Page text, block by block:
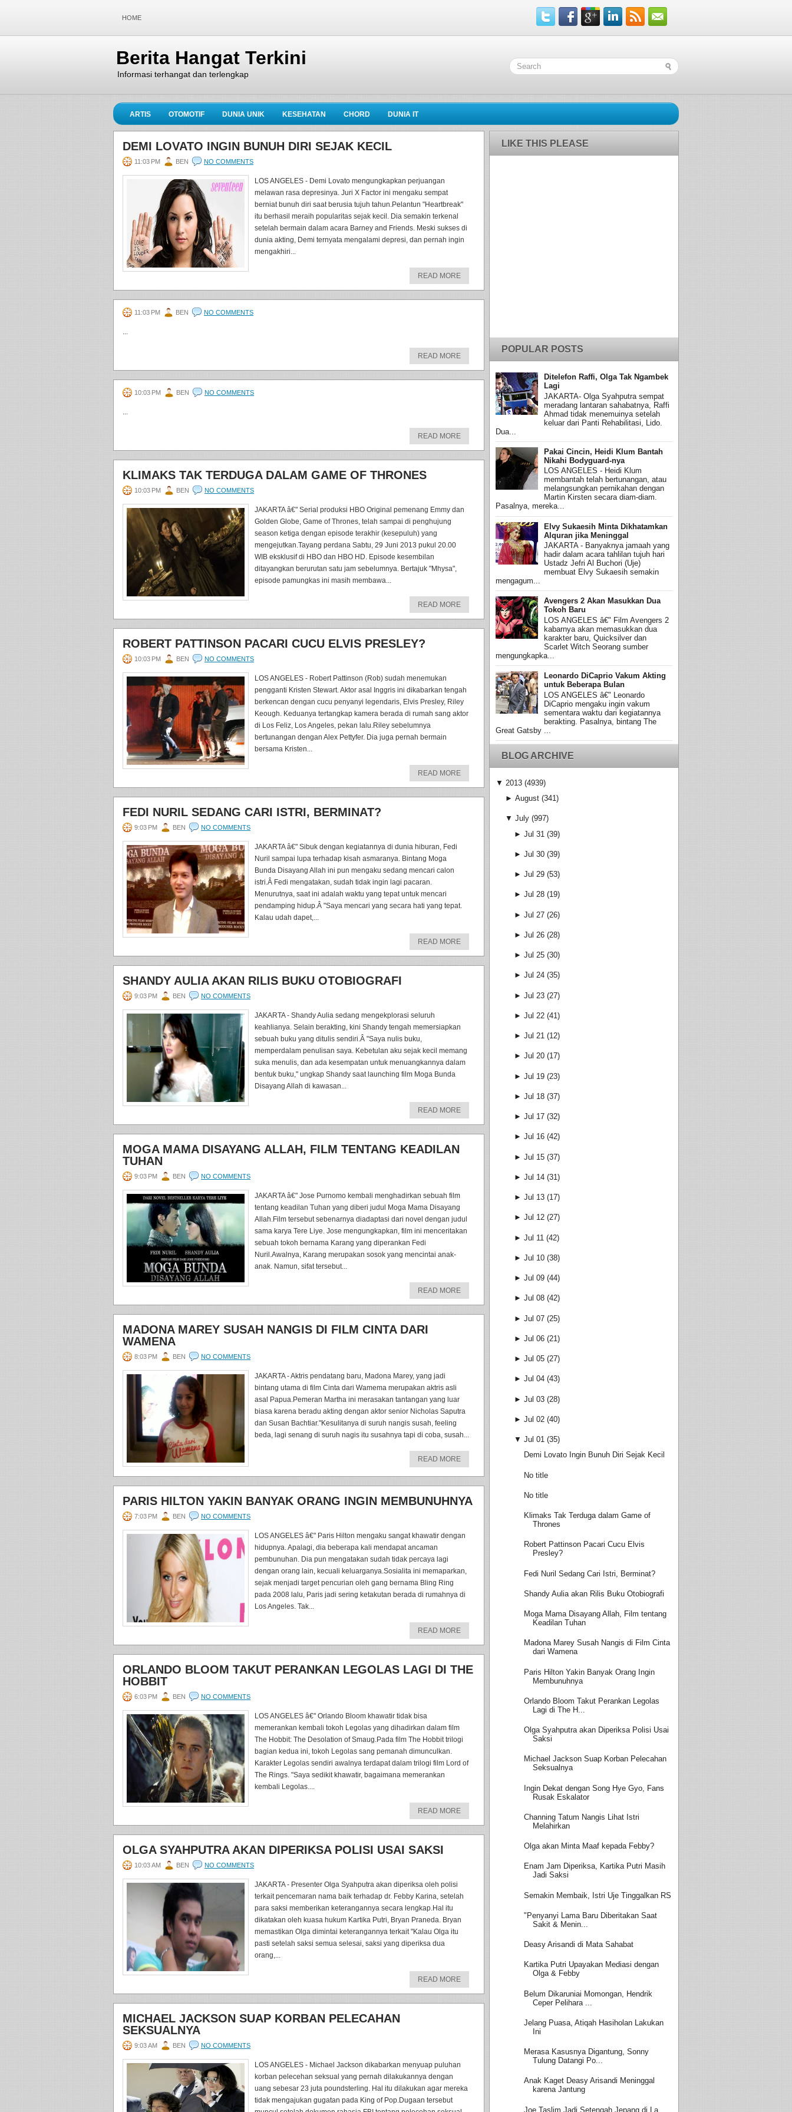
HOME
Berita Hangat Terkini
Informasi terhangat dan terlengkap
ARTIS OTOMOTIF DUNIA UNIK KESEHATAN CHORD DUNIA IT
DEMI LOVATO INGIN BUNUH DIRI SEJAK KECIL
11:03 PM BEN NO COMMENTS
LOS ANGELES - Demi Lovato mengungkapkan perjuangan
melawan rasa depresinya. Juri X Factor ini mengaku sempat
berniat bunuh diri saat berusia tujuh tahun.Pelantun "Heartbreak"
itu berhasil meraih popularitas sejak kecil. Dia semakin terkenal
setelah bermain dalam acara Barney and Friends. Meski sukses di
dunia akting, Demi ternyata mengalami depresi, dan pernah ingin
mengakhiri...
READ MORE
11:03 PM BEN NO COMMENTS
...
READ MORE
10:03 PM BEN NO COMMENTS
...
READ MORE
KLIMAKS TAK TERDUGA DALAM GAME OF THRONES
10:03 PM BEN NO COMMENTS
JAKARTA â€" Serial produksi HBO Original pemenang Emmy dan
Golden Globe, Game of Thrones, telah sampai di penghujung
season ketiga dengan episode terakhir (kesepuluh) yang
mengejutkan.Tayang perdana Sabtu, 29 Juni 2013 pukul 20.00
WIB eksklusif di HBO dan HBO HD. Episode kesembilan
ditayangkan berurutan satu jam sebelumnya. Bertajuk "Mhysa",
episode pamungkas ini masih membawa...
READ MORE
ROBERT PATTINSON PACARI CUCU ELVIS PRESLEY?
10:03 PM BEN NO COMMENTS
LOS ANGELES - Robert Pattinson (Rob) sudah menemukan
pengganti Kristen Stewart. Aktor asal Inggris ini dikabarkan tengah
berkencan dengan cucu penyanyi legendaris, Elvis Presley, Riley
Keough. Keduanya tertangkap kamera berada di rumah sang aktor
di Los Feliz, Los Angeles, pekan lalu.Riley sebelumnya
bertunangan dengan Alex Pettyfer. Dia juga pernah bermain
bersama Kristen...
READ MORE
FEDI NURIL SEDANG CARI ISTRI, BERMINAT?
9:03 PM BEN NO COMMENTS
JAKARTA â€" Sibuk dengan kegiatannya di dunia hiburan, Fedi
Nuril sampai lupa terhadap kisah asmaranya. Bintang Moga
Bunda Disayang Allah ini pun mengaku sedang mencari calon
istri.Â Fedi mengatakan, sudah tidak ingin lagi pacaran.
Menurutnya, saat ini adalah waktu yang tepat untuk mencari
pendamping hidup.Â "Saya mencari yang secara hati yang tepat.
Kalau udah dapet,...
READ MORE
SHANDY AULIA AKAN RILIS BUKU OTOBIOGRAFI
9:03 PM BEN NO COMMENTS
JAKARTA - Shandy Aulia sedang mengekplorasi seluruh
keahlianya. Selain berakting, kini Shandy tengah memersiapkan
sebuah buku yang ditulis sendiri.Â "Saya nulis buku,
memperdalam penulisan saya. Kebetulan aku sejak kecil memang
suka menulis, dan ada kesempatan untuk menuangkannya dalam
bentuk buku," ungkap Shandy saat launching film Moga Bunda
Disayang Allah di kawasan...
READ MORE
MOGA MAMA DISAYANG ALLAH, FILM TENTANG KEADILAN
TUHAN
9:03 PM BEN NO COMMENTS
JAKARTA â€" Jose Purnomo kembali menghadirkan sebuah film
tentang keadilan Tuhan yang diberi judul Moga Mama Disayang
Allah.Film tersebut sebenarnya diadaptasi dari novel dengan judul
sama karya Tere Liye. Jose mengungkapkan, film ini menceritakan
sebuah tokoh bernama Karang yang diperankan Fedi
Nuril.Awalnya, Karang merupakan sosok yang mencintai anak-
anak. Namun, sifat tersebut...
READ MORE
MADONA MAREY SUSAH NANGIS DI FILM CINTA DARI
WAMENA
8:03 PM BEN NO COMMENTS
JAKARTA - Aktris pendatang baru, Madona Marey, yang jadi
bintang utama di film Cinta dari Wamema merupakan aktris asli
asal Papua.Pemeran Martha ini merasakan tantangan yang luar
biasa karena beradu akting dengan aktor senior Nicholas Saputra
dan Susan Bachtiar."Kesulitanya di suruh nangis susah, feeling
beda, lagi senang di suruh nagis itu susahnya tapi di coba, susah...
READ MORE
PARIS HILTON YAKIN BANYAK ORANG INGIN MEMBUNUHNYA
7:03 PM BEN NO COMMENTS
LOS ANGELES â€" Paris Hilton mengaku sangat khawatir dengan
hidupnya. Apalagi, dia beberapa kali mendapat ancaman
pembunuhan. Dia pun mengatakan sudah tidak percaya lagi
dengan orang lain, kecuali keluarganya.Sosialita ini memaparkan,
sejak menjadi target pencurian oleh gang bernama Bling Ring
pada 2008 lalu, Paris jadi sering ketakutan berada di rumahnya di
Los Angeles. Tak...
READ MORE
ORLANDO BLOOM TAKUT PERANKAN LEGOLAS LAGI DI THE
HOBBIT
6:03 PM BEN NO COMMENTS
LOS ANGELES â€" Orlando Bloom khawatir tidak bisa
memerankan kembali tokoh Legolas yang dihadirkan dalam film
The Hobbit: The Desolation of Smaug.Pada film The Hobbit trilogi
bagian kedua ini, tokoh Legolas sang pemanah dimunculkan.
Karakter Legolas sendiri awalnya terdapat dalam trilogi film Lord of
The Rings. "Saya sedikit khawatir, bagaimana memerankan
kembali Legolas....
READ MORE
OLGA SYAHPUTRA AKAN DIPERIKSA POLISI USAI SAKSI
10:03 AM BEN NO COMMENTS
JAKARTA - Presenter Olga Syahputra akan diperiksa oleh polisi
terkait pencemaran nama baik terhadap dr. Febby Karina, setelah
para saksi memberikan keterangannya secara lengkap.Hal itu
dikatakan oleh kuasa hukum Kartika Putri, Bryan Praneda. Bryan
memastikan Olga dimintai keterangannya terkait "Kalau Olga itu
pasti setelah saksi semua selesai, saksi yang diperiksa dua
orang,...
READ MORE
MICHAEL JACKSON SUAP KORBAN PELECAHAN
SEKSUALNYA
9:03 AM BEN NO COMMENTS
LOS ANGELES - Michael Jackson dikabarkan menyuap puluhan
korban pelecehan seksual yang pernah dilakukannya dengan
uang sebesar 23 juta poundsterling. Hal itu dilakukan agar mereka
tidak mengajukan gugatan pada King of Pop.Dugaan tersebut
LIKE THIS PLEASE
POPULAR POSTS
Ditelefon Raffi, Olga Tak Ngambek
Lagi
JAKARTA- Olga Syahputra sempat
meradang lantaran sahabatnya, Raffi
Ahmad tidak menemuinya setelah
keluar dari Panti Rehabilitasi, Lido.
Dua...
Pakai Cincin, Heidi Klum Bantah
Nikahi Bodyguard-nya
LOS ANGELES - Heidi Klum
membantah telah bertunangan, atau
melangsungkan pernikahan dengan
Martin Kirsten secara diam-diam.
Pasalnya, mereka...
Elvy Sukaesih Minta Dikhatamkan
Alquran jika Meninggal
JAKARTA - Banyaknya jamaah yang
hadir dalam acara tahlilan tujuh hari
Ustadz Jefri Al Buchori (Uje)
membuat Elvy Sukaesih semakin
mengagum...
Avengers 2 Akan Masukkan Dua
Tokoh Baru
LOS ANGELES â€" Film Avengers 2
kabarnya akan memasukkan dua
karakter baru, Quicksilver dan
Scarlet Witch Seorang sumber
mengungkapka...
Leonardo DiCaprio Vakum Akting
untuk Beberapa Bulan
LOS ANGELES â€" Leonardo
DiCaprio mengaku ingin vakum
sementara waktu dari kegiatannya
berakting. Pasalnya, bintang The
Great Gatsby ...
BLOG ARCHIVE
▼ 2013 (4939)
► August (341)
▼ July (997)
►Jul 31 (39)
►Jul 30 (39)
►Jul 29 (53)
►Jul 28 (19)
►Jul 27 (26)
►Jul 26 (28)
►Jul 25 (30)
►Jul 24 (35)
►Jul 23 (27)
►Jul 22 (41)
►Jul 21 (12)
►Jul 20 (17)
►Jul 19 (23)
►Jul 18 (37)
►Jul 17 (32)
►Jul 16 (42)
►Jul 15 (37)
►Jul 14 (31)
►Jul 13 (17)
►Jul 12 (27)
►Jul 11 (42)
►Jul 10 (38)
►Jul 09 (44)
►Jul 08 (42)
►Jul 07 (25)
►Jul 06 (21)
►Jul 05 (27)
►Jul 04 (43)
►Jul 03 (28)
►Jul 02 (40)
▼Jul 01 (35)
Demi Lovato Ingin Bunuh Diri Sejak Kecil
No title
No title
Klimaks Tak Terduga dalam Game of
Thrones
Robert Pattinson Pacari Cucu Elvis
Presley?
Fedi Nuril Sedang Cari Istri, Berminat?
Shandy Aulia akan Rilis Buku Otobiografi
Moga Mama Disayang Allah, Film tentang
Keadilan Tuhan
Madona Marey Susah Nangis di Film Cinta
dari Wamena
Paris Hilton Yakin Banyak Orang Ingin
Membunuhnya
Orlando Bloom Takut Perankan Legolas
Lagi di The H...
Olga Syahputra akan Diperiksa Polisi Usai
Saksi
Michael Jackson Suap Korban Pelecahan
Seksualnya
Ingin Dekat dengan Song Hye Gyo, Fans
Rusak Eskalator
Channing Tatum Nangis Lihat Istri
Melahirkan
Olga akan Minta Maaf kepada Febby?
Enam Jam Diperiksa, Kartika Putri Masih
Jadi Saksi
Semakin Membaik, Istri Uje Tinggalkan RS
"Penyanyi Lama Baru Diberitakan Saat
Sakit & Menin...
Deasy Arisandi di Mata Sahabat
Kartika Putri Upayakan Mediasi dengan
Olga & Febby
Belum Dikaruniai Momongan, Hendrik
Ceper Pelihara ...
Jelang Puasa, Atiqah Hasiholan Lakukan
Ini
Merasa Kasusnya Digantung, Sonny
Tulung Datangi Po...
Anak Kaget Deasy Arisandi Meninggal
karena Jantung
Joe Taslim Jadi Setengah Jepang di La